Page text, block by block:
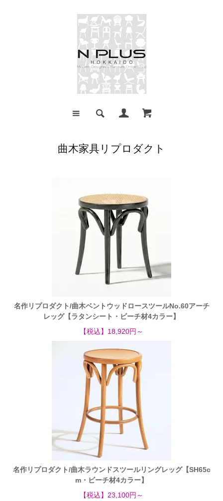
曲木家具リプロダクト
名作リプロダクト/曲木ベントウッドロースツールNo.60アーチ
レッグ【ラタンシート・ビーチ材4カラー】
【税込】18,920円～
名作リプロダクト/曲木ラウンドスツールリングレッグ【SH65c
m・ビーチ材4カラー】
【税込】23,100円～